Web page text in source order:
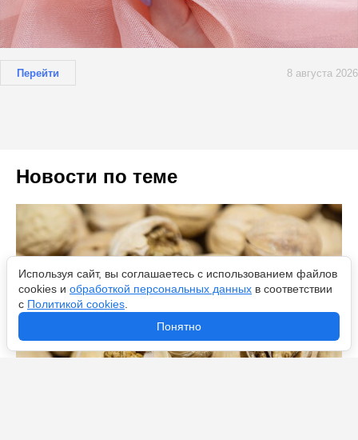
Новости по теме
Перейти 8 августа 2026
Используя сайт, вы соглашаетесь с использованием файлов
cookies и обработкой персональных данных в соответствии
с Политикой cookies
Понятно